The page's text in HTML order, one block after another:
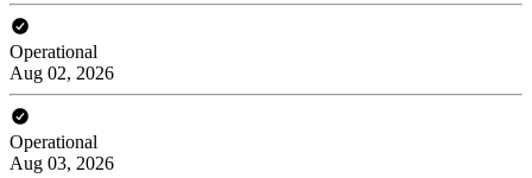
Operational
Aug 02, 2026
Operational
Aug 03, 2026